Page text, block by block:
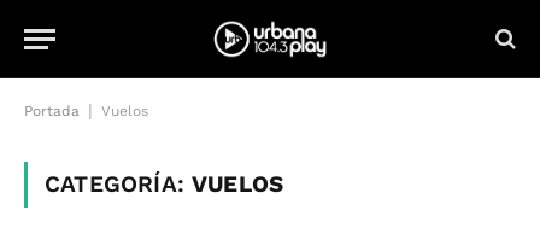
Portada Vuelos
CATEGORÍA:VUELOS